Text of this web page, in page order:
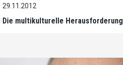
29.11.2012
Die multikulturelle Herausforderung